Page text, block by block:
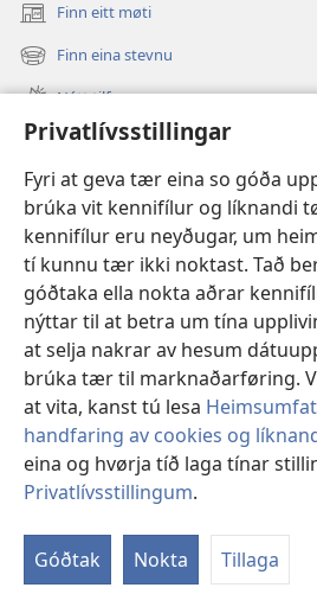
Privatlívsstillingar
Fyri at geva tær eina so góða
brúka vit kennifílur og líknandi
kennifílur eru neyðugar, um
tí kunnu tær ikki noktast. Tað
góðtaka ella nokta aðrar
nýttar til at betra um tína
at selja nakrar av hesum
brúka tær til marknaðarføring.
at vita, kanst tú lesa
handfaring av cookies og
eina og hvørja tíð laga tínar
Privatlívsstillingum.
Góðtak Nokta Tillaga
Finn eitt møti
(opens
new
window)
Finn eina stevnu
(opens
new Nýtt tilfar
Video
Leita
Stuðul
(opens
new
window)Watchtower ONLINE LIBRARY™
(opens
new
window)JW Hub®
(opens
window)
Copyright© 2026 Watch Tower Bible and
NÝTSLUTREYTIR|PRIVATLÍVSPOLITIKKUR